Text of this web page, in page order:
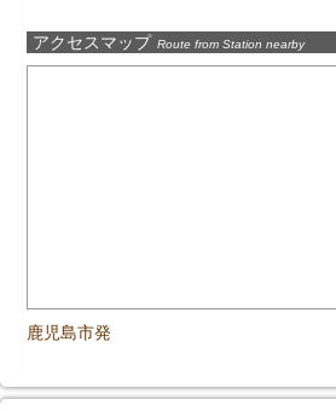
アクセスマップ Route from Station nearby
鹿児島市発